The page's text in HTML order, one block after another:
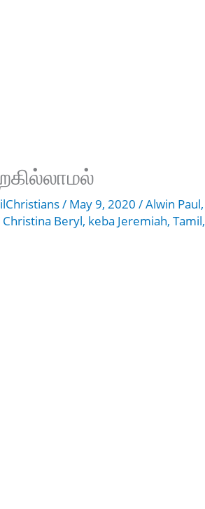
/ May 9, 2020/Alwin Paul,
Christina Beryl, keba Jeremiah,Tamil,